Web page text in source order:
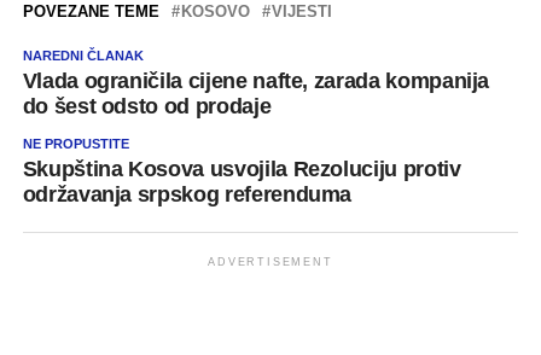
POVEZANE TEME KOSOVO VIJESTI
NAREDNI ČLANAK
Vlada ograničila cijene nafte, zarada kompanija
do šest odsto od prodaje
NE PROPUSTITE
Skupština Kosova usvojila Rezoluciju protiv
održavanja srpskog referenduma
ADVERTISEMENT